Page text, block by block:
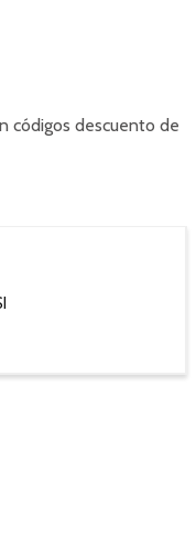
códigos descuento de